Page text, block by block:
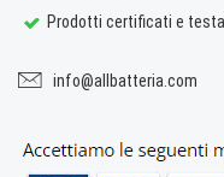
Prodotti certificati e
info@allbatteria.com